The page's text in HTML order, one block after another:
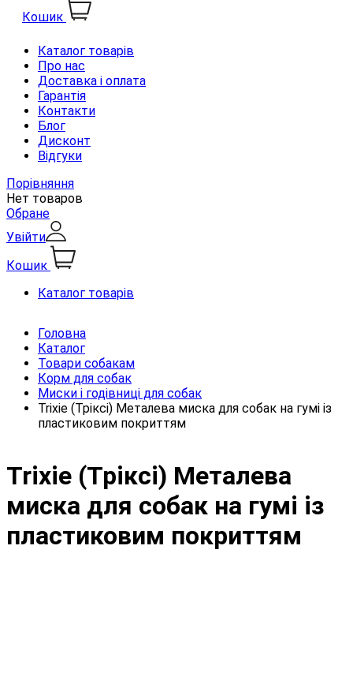
Кошик
Каталог товарів
Про нас
Доставка і оплата
Гарантія
Контакти
Блог
Дисконт
Відгуки
Порівняння
Нет товаров
Обране
Увійти
Кошик
Каталог товарів
Головна
Каталог
Товари собакам
Корм для собак
Миски і годівниці для собак
Trixie (Тріксі) Металева миска для собак на гумі із
пластиковим покриттям
Trixie (Тріксі) Металева
миска для собак на гумі із
пластиковим покриттям